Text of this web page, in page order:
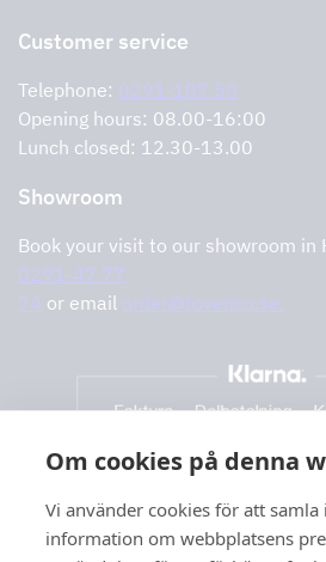
Om cookies på denna
Vi använder cookies för att samla
information om webbplatsens
Cookies
Return of product
Support and services
Customer service
Telephone: 0291-107 50
Opening hours: 08.00-16:00
Lunch closed: 12.30-13.00
Showroom
Book your visit to our showroom in
0291-47 77
74 or email order@tovenco.se.